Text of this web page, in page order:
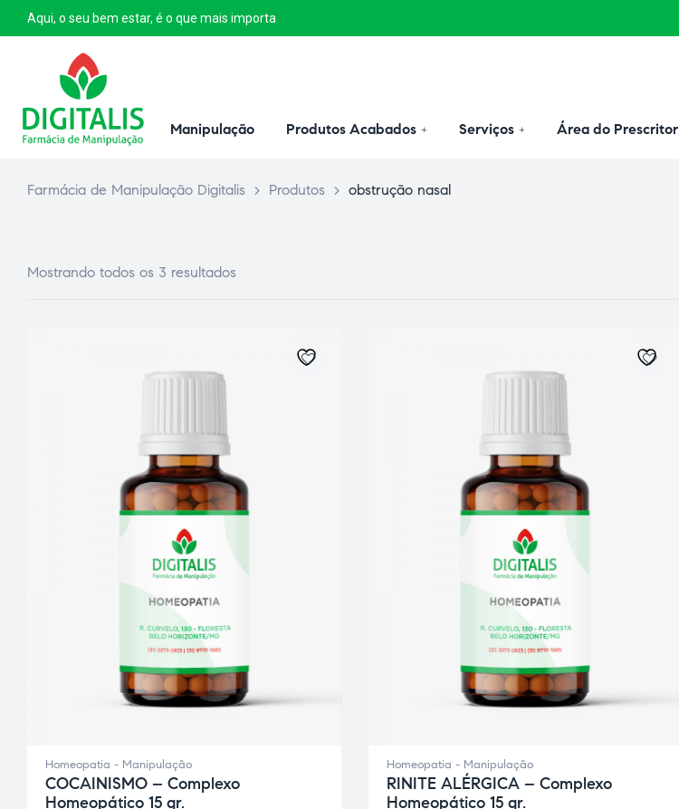
Aqui, o seu bem estar, é o que mais importa
Manipulação Produtos Acabados Serviços Área do Prescritor
Farmácia de Manipulação Digitalis > Produtos > obstrução nasal
Mostrando todos os 3 resultados
Homeopatia - Manipulação
COCAINISMO – Complexo
Homeopático 15 gr.
Homeopatia - Manipulação
RINITE ALÉRGICA – Complexo
Homeopático 15 gr.